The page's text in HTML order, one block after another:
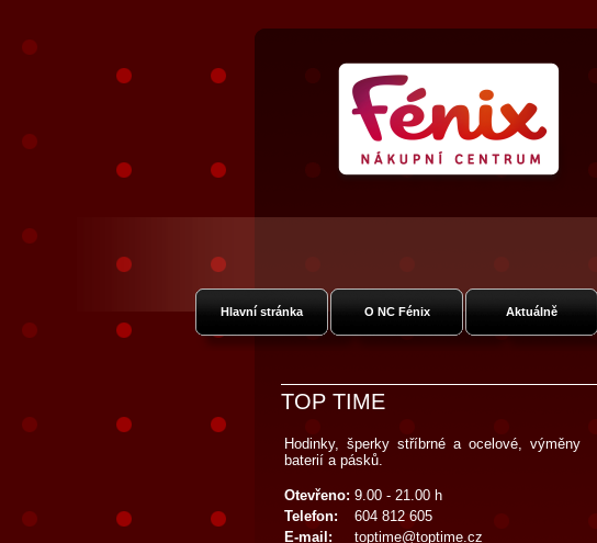
Nákupní Centrum Fénix
Vysočanská
Hlavní stránka O NC Fénix Aktuálně
TOP TIME
Hodinky, šperky stříbrné a ocelové, výměny
baterií a pásků.
Otevřeno: 9.00 - 21.00 h
Telefon:
604 812 605
E-mail:
toptime@toptime.cz